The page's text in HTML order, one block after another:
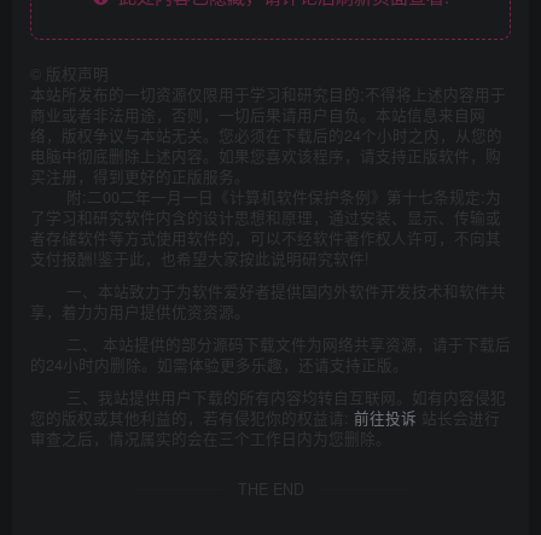
版权声明
本站所发布的一切资源仅限用于学习和研究目的;不得将上述内容用于
商业或者非法用途，否则，一切后果请用户自负。本站信息来自网
络，版权争议与本站无关。您必须在下载后的24个小时之内，从您的
电脑中彻底删除上述内容。如果您喜欢该程序，请支持正版软件，购
买注册，得到更好的正版服务。
附:二00二年一月一日《计算机软件保护条例》第十七条规定:为
了学习和研究软件内含的设计思想和原理，通过安装、显示、传输或
者存储软件等方式使用软件的，可以不经软件著作权人许可，不向其
支付报酬!鉴于此，也希望大家按此说明研究软件!
一、本站致力于为软件爱好者提供国内外软件开发技术和软件共
享，着力为用户提供优资资源。
二、 本站提供的部分源码下载文件为网络共享资源，请于下载后
的24小时内删除。如需体验更多乐趣，还请支持正版。
三、我站提供用户下载的所有内容均转自互联网。如有内容侵犯
您的版权或其他利益的，若有侵犯你的权益请: 前往投诉 站长会进行
审查之后，情况属实的会在三个工作日内为您删除。
THE END